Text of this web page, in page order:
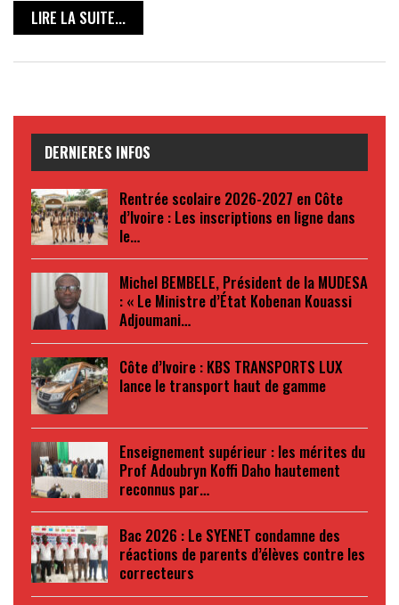
LIRE LA SUITE...
DERNIERES INFOS
Rentrée scolaire 2026-2027 en Côte
d’Ivoire : Les inscriptions en ligne dans
le…
Michel BEMBELE, Président de la MUDESA
: « Le Ministre d’État Kobenan Kouassi
Adjoumani…
Côte d’Ivoire : KBS TRANSPORTS LUX
lance le transport haut de gamme
Enseignement supérieur : les mérites du
Prof Adoubryn Koffi Daho hautement
reconnus par…
Bac 2026 : Le SYENET condamne des
réactions de parents d’élèves contre les
correcteurs